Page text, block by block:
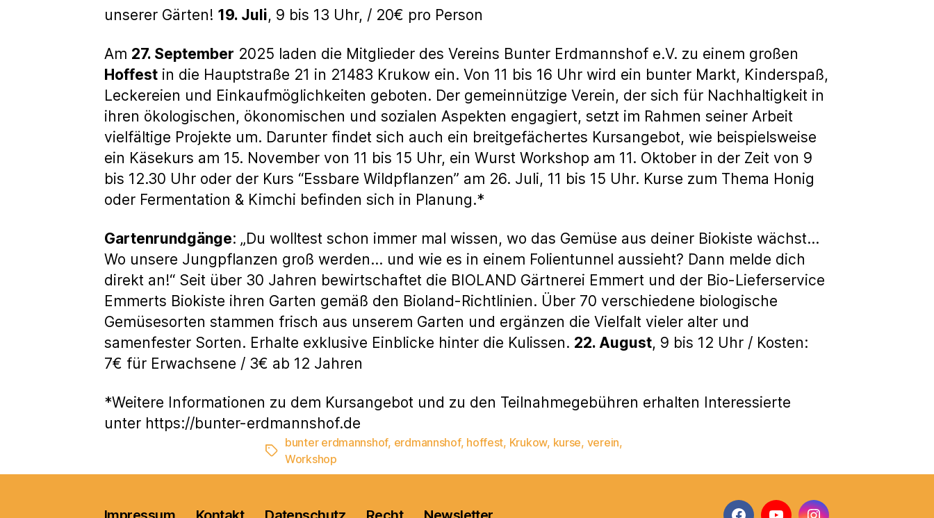
unserer Gärten! 19. Juli, 9 bis 13 Uhr, / 20€ pro Person
Am 27. September 2025 laden die Mitglieder des Vereins Bunter Erdmannshof e.V. zu einem großen
Hoffest in die Hauptstraße 21 in 21483 Krukow ein. Von 11 bis 16 Uhr wird ein bunter Markt, Kinderspaß,
Leckereien und Einkaufmöglichkeiten geboten. Der gemeinnützige Verein, der sich für Nachhaltigkeit in
ihren ökologischen, ökonomischen und sozialen Aspekten engagiert, setzt im Rahmen seiner Arbeit
vielfältige Projekte um. Darunter findet sich auch ein breitgefächertes Kursangebot, wie beispielsweise
ein Käsekurs am 15. November von 11 bis 15 Uhr, ein Wurst Workshop am 11. Oktober in der Zeit von 9
bis 12.30 Uhr oder der Kurs “Essbare Wildpflanzen” am 26. Juli, 11 bis 15 Uhr. Kurse zum Thema Honig
oder Fermentation & Kimchi befinden sich in Planung.*
Gartenrundgänge: „Du wolltest schon immer mal wissen, wo das Gemüse aus deiner Biokiste wächst…
Wo unsere Jungpflanzen groß werden… und wie es in einem Folientunnel aussieht? Dann melde dich
direkt an!“ Seit über 30 Jahren bewirtschaftet die BIOLAND Gärtnerei Emmert und der Bio-Lieferservice
Emmerts Biokiste ihren Garten gemäß den Bioland-Richtlinien. Über 70 verschiedene biologische
Gemüsesorten stammen frisch aus unserem Garten und ergänzen die Vielfalt vieler alter und
samenfester Sorten. Erhalte exklusive Einblicke hinter die Kulissen. 22. August, 9 bis 12 Uhr / Kosten:
7€ für Erwachsene / 3€ ab 12 Jahren
*Weitere Informationen zu dem Kursangebot und zu den Teilnahmegebühren erhalten Interessierte
unter https://bunter-erdmannshof.de
Schlagwörter
bunter erdmannshof, erdmannshof, hoffest, Krukow, kurse, verein,
Workshop